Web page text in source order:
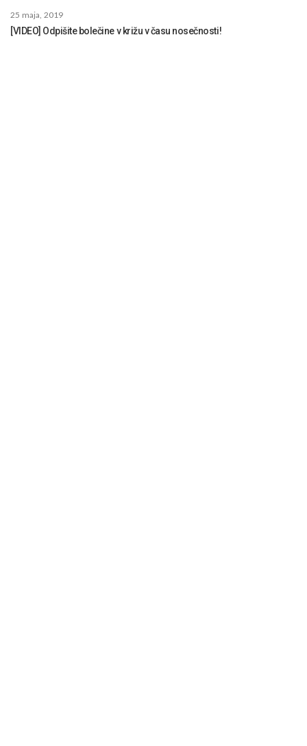
25 maja, 2019
[VIDEO] Odpišite bolečine v križu v času nosečnosti!